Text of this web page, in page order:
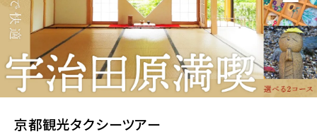
京都観光タクシーツアー